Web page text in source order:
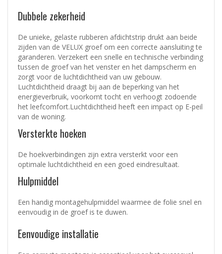
Dubbele zekerheid
De unieke, gelaste rubberen afdichtstrip drukt aan beide
zijden van de VELUX groef om een correcte aansluiting te
garanderen. Verzekert een snelle en technische verbinding
tussen de groef van het venster en het dampscherm en
zorgt voor de luchtdichtheid van uw gebouw.
Luchtdichtheid draagt bij aan de beperking van het
energieverbruik, voorkomt tocht en verhoogt zodoende
het leefcomfort.Luchtdichtheid heeft een impact op E-peil
van de woning.
Versterkte hoeken
De hoekverbindingen zijn extra versterkt voor een
optimale luchtdichtheid en een goed eindresultaat.
Hulpmiddel
Een handig montagehulpmiddel waarmee de folie snel en
eenvoudig in de groef is te duwen.
Eenvoudige installatie